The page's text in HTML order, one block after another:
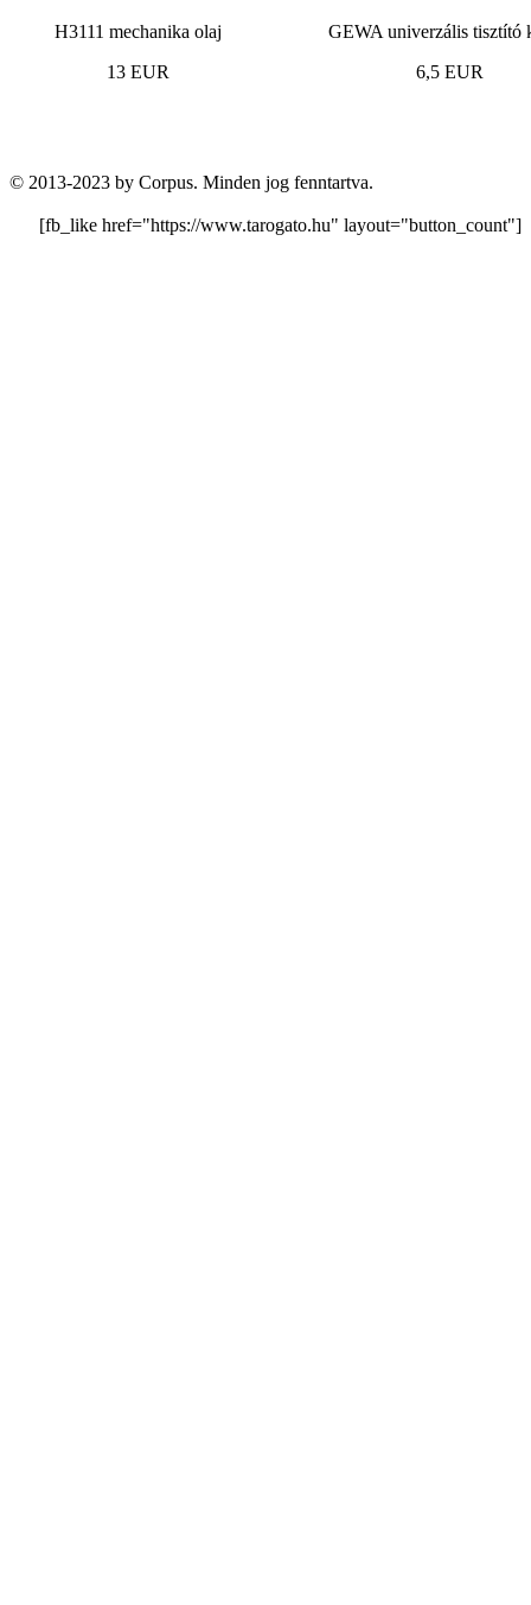
H3111 mechanika olaj
13 EUR
GEWA univerzális tisztító
6,5 EUR
© 2013-2023 by Corpus. Minden jog fenntartva.
[fb_like href="https://www.tarogato.hu" layout="button_count"]